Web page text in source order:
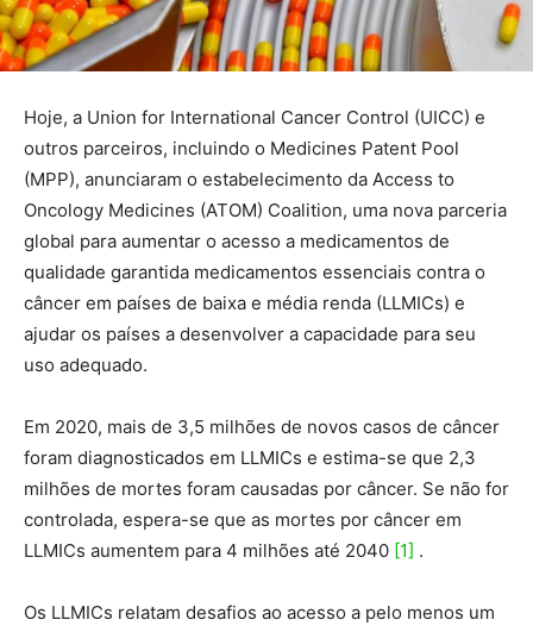
Hoje, a Union for International Cancer Control (UICC) e
outros parceiros, incluindo o Medicines Patent Pool
(MPP), anunciaram o estabelecimento da Access to
Oncology Medicines (ATOM) Coalition, uma nova parceria
global para aumentar o acesso a medicamentos de
qualidade garantida medicamentos essenciais contra o
câncer em países de baixa e média renda (LLMICs) e
ajudar os países a desenvolver a capacidade para seu
uso adequado.
Em 2020, mais de 3,5 milhões de novos casos de câncer
foram diagnosticados em LLMICs e estima-se que 2,3
milhões de mortes foram causadas por câncer. Se não for
controlada, espera-se que as mortes por câncer em
LLMICs aumentem para 4 milhões até 2040 [1] .
Os LLMICs relatam desafios ao acesso a pelo menos um